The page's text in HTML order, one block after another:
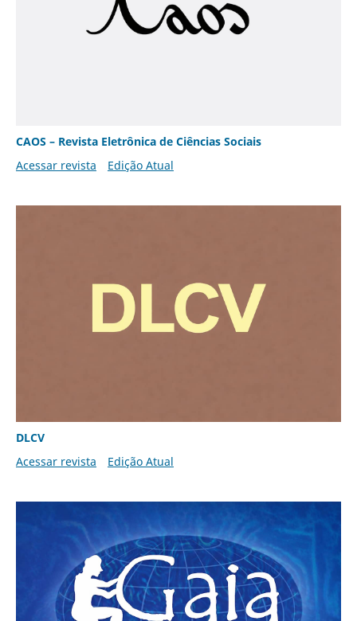
CAOS – Revista Eletrônica de Ciências Sociais
Acessar revista
Edição Atual
DLCV
Acessar revista
Edição Atual